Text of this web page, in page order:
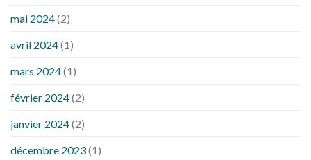
mai 2024(2)
avril 2024(1)
mars 2024(1)
février 2024(2)
janvier 2024(2)
décembre 2023(1)